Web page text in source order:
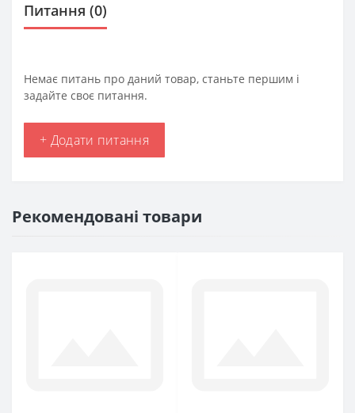
Питання (0)
Немає питань про даний товар, станьте першим і
задайте своє питання.
+ Додати питання
Рекомендовані товари